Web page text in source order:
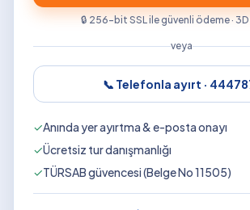
🔒 256-bit SSL ile güvenli ödeme ·
veya
📞 Telefonla ayırt ·
✓Anında yer ayırtma & e-posta onayı
✓Ücretsiz tur danışmanlığı
✓TÜRSAB güvencesi (Belge No 11505)